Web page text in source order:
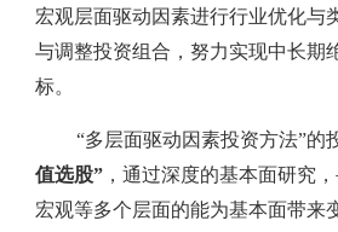
宏观层面驱动因素进行行业优化与
与调整投资组合，努力实现中长期
标。
“多层面驱动因素投资方法”的
值选股” ，通过深度的基本面研究
宏观等多个层面的能为基本面带来